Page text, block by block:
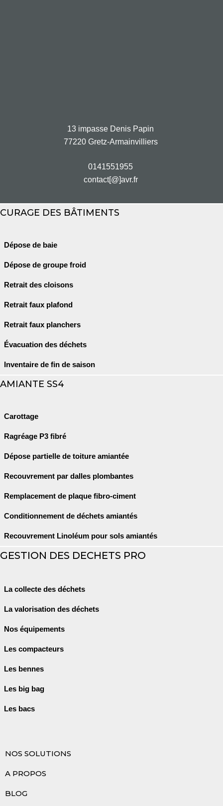
13 impasse Denis Papin
77220 Gretz-Armainvilliers
0141551955
contact[@]avr.fr
CURAGE DES BÂTIMENTS
Dépose de baie
Dépose de groupe froid
Retrait des cloisons
Retrait faux plafond
Retrait faux planchers
Évacuation des déchets
Inventaire de fin de saison
AMIANTE SS4
Carottage
Ragréage P3 fibré
Dépose partielle de toiture amiantée
Recouvrement par dalles plombantes
Remplacement de plaque fibro-ciment
Conditionnement de déchets amiantés
Recouvrement Linoléum pour sols amiantés
GESTION DES DECHETS PRO
La collecte des déchets
La valorisation des déchets
Nos équipements
Les compacteurs
Les bennes
Les big bag
Les bacs
NOS SOLUTIONS
A PROPOS
BLOG